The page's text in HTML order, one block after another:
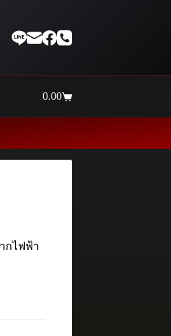
Shopping
0.00
กไฟฟ้า